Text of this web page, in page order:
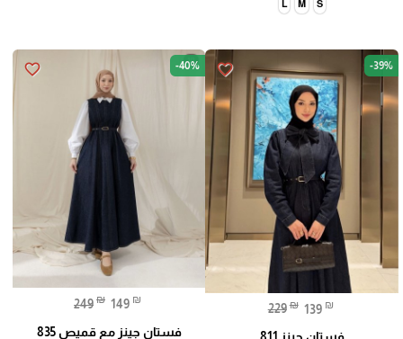
S
M
L
favorite_border -39%
229 ₪ 139 ₪
favorite_border -40%
249 ₪ 149 ₪
فستان جينز مع قميص 835